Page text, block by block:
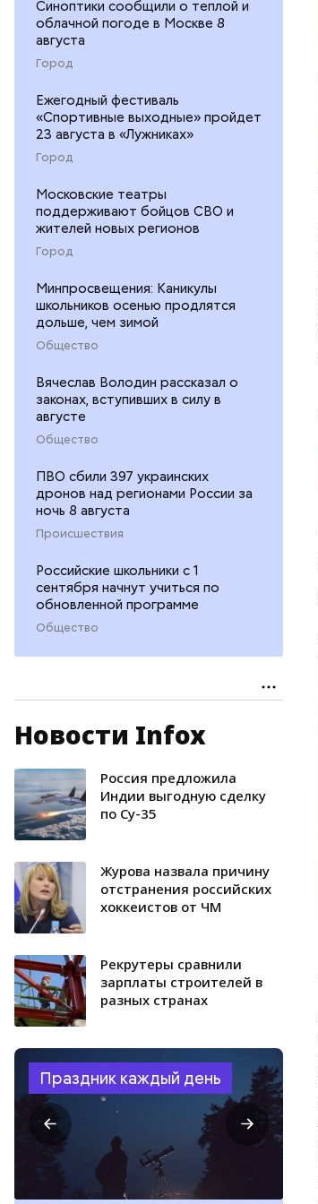
Синоптики сообщили о теплой и
облачной погоде в Москве 8
августа
Город
Ежегодный фестиваль
«Спортивные выходные» пройдет
23 августа в «Лужниках»
Город
Московские театры
поддерживают бойцов СВО и
жителей новых регионов
Город
Минпросвещения: Каникулы
школьников осенью продлятся
дольше, чем зимой
Общество
Вячеслав Володин рассказал о
законах, вступивших в силу в
августе
Общество
ПВО сбили 397 украинских
дронов над регионами России за
ночь 8 августа
Происшествия
Российские школьники с 1
сентября начнут учиться по
обновленной программе
Общество
Новости Infox
Россия предложила
Индии выгодную сделку
по Су-35
Журова назвала причину
отстранения российских
хоккеистов от ЧМ
Рекрутеры сравнили
зарплаты строителей в
разных странах
Праздник каждый день